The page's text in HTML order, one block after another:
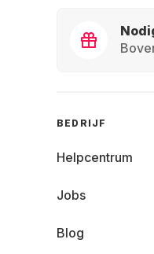
BEDRIJF
Helpcentrum
Jobs
Blog